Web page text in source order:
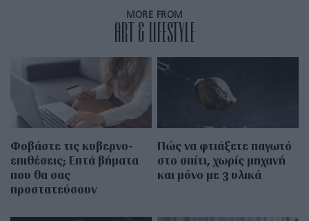
MORE FROM
ART & LIFESTYLE
Φοβάστε τις κυβερνο-
επιθέσεις; Επτά βήματα
που θα σας
προστατεύσουν
Πώς να φτιάξετε παγωτό
στο σπίτι, χωρίς μηχανή
και μόνο με 3 υλικά